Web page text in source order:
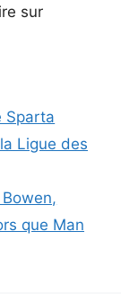
sur
Sparta
Ligue des
que Man